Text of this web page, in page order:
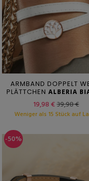
ARMBAND DOPPELT
PLÄTTCHEN ALBERIA
19,98 €39,98 €
Weniger als 15 Stück auf
-50%